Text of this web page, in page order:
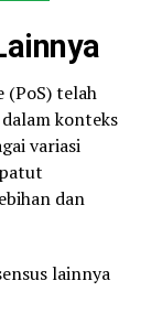
(PoS) telah
konteks
variasi
dan
lainnya